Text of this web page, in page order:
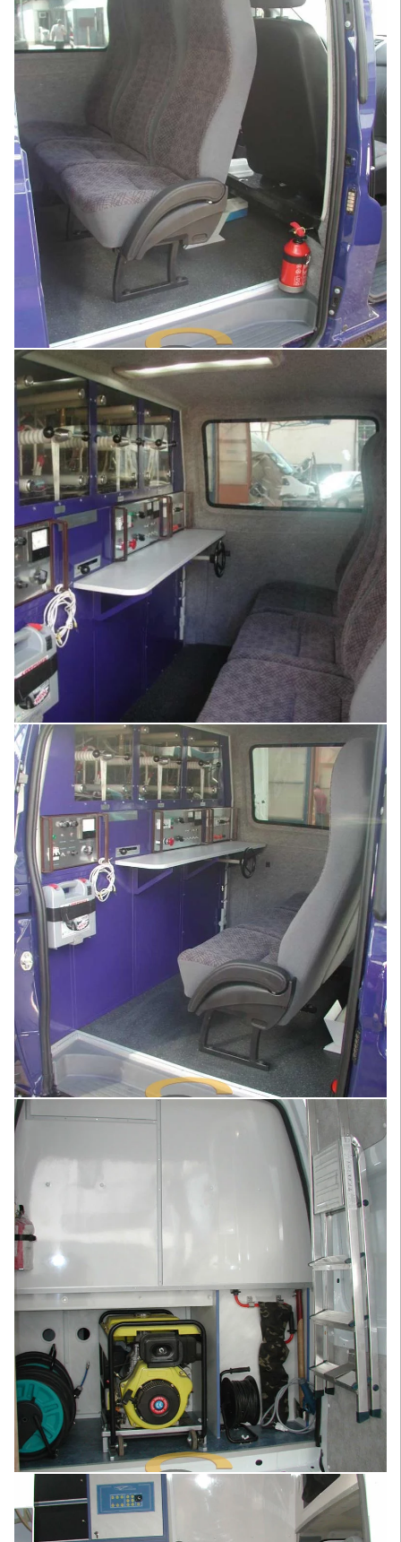
Увеличить
Увеличить
Увеличить
Увеличить